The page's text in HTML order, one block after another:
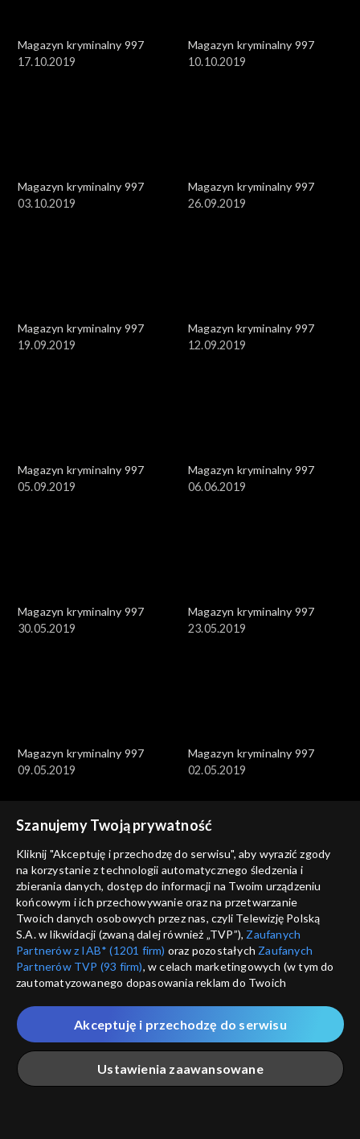
Magazyn kryminalny 997
17.10.2019
Magazyn kryminalny 997
10.10.2019
Magazyn kryminalny 997
03.10.2019
Magazyn kryminalny 997
26.09.2019
Magazyn kryminalny 997
19.09.2019
Magazyn kryminalny 997
12.09.2019
Magazyn kryminalny 997
05.09.2019
Magazyn kryminalny 997
06.06.2019
Magazyn kryminalny 997
30.05.2019
Magazyn kryminalny 997
23.05.2019
Magazyn kryminalny 997
09.05.2019
Magazyn kryminalny 997
02.05.2019
Magazyn kryminalny 997
25.04.2019
Magazyn kryminalny 997
18.04.2019
Magazyn kryminalny 997
11.04.2019
Magazyn kryminalny 997
04.04.2019
Szanujemy Twoją prywatność
Kliknij "Akceptuję i przechodzę do serwisu", aby wyrazić zgody
na korzystanie z technologii automatycznego śledzenia i
zbierania danych, dostęp do informacji na Twoim urządzeniu
końcowym i ich przechowywanie oraz na przetwarzanie
Twoich danych osobowych przez nas, czyli Telewizję Polską
S.A. w likwidacji (zwaną dalej również „TVP”), Zaufanych
Partnerów z IAB* (1201 firm) oraz pozostałych Zaufanych
Partnerów TVP (93 firm), w celach marketingowych (w tym do
zautomatyzowanego dopasowania reklam do Twoich
które wskazujemy poniżej, a także zgody na udostępnianie
przez nas identyfikatora PPID do Google.
Twoje dane osobowe zbierane podczas odwiedzania przez
Ciebie naszych
poszczególnych serwisówzwanych dalej
„Portalem”, w tym informacje zapisywane za pomocą
Ustawienia zaawansowane
Akceptuję i przechodzę do serwisu